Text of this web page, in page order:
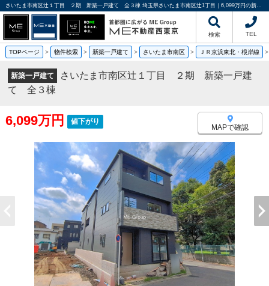
さいたま市南区辻１丁目 ２期 新築一戸建て 全３棟 埼玉県さいたま市南区辻1丁目｜6,099万円の新築一戸建て｜分譲住宅や新築物件｜ME不動産西東京
検索 TEL
TOPページ > 物件検索 > 新築一戸建て > さいたま市南区 > ＪＲ京浜東北・根岸線
新築一戸建て
さいたま市南区辻１丁目 ２期 新築一戸建
て 全３棟
6,099万円 値下がり
MAPで確認